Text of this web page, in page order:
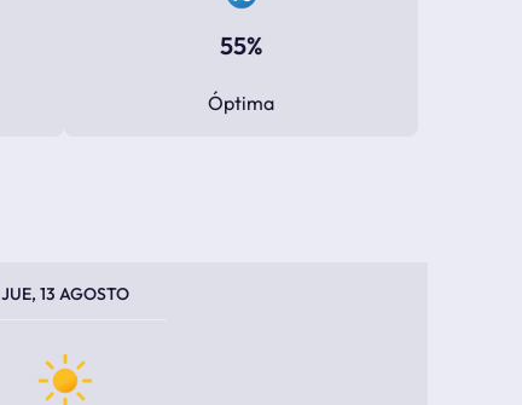
55%
Óptima
JUE, 13 AGOSTO